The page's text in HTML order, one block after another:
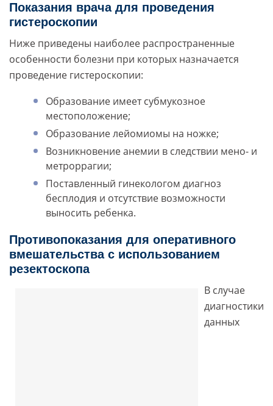
Показания врача для проведения
гистероскопии
Ниже приведены наиболее распространенные
особенности болезни при которых назначается
проведение гистероскопии:
Образование имеет субмукозное
местоположение;
Образование лейомиомы на ножке;
Возникновение анемии в следствии мено- и
метроррагии;
Поставленный гинекологом диагноз
бесплодия и отсутствие возможности
выносить ребенка.
Противопоказания для оперативного
вмешательства с использованием
резектоскопа
В случае
диагностики
данных